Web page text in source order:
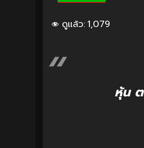
ดูแล้ว:1,079
หุ้น